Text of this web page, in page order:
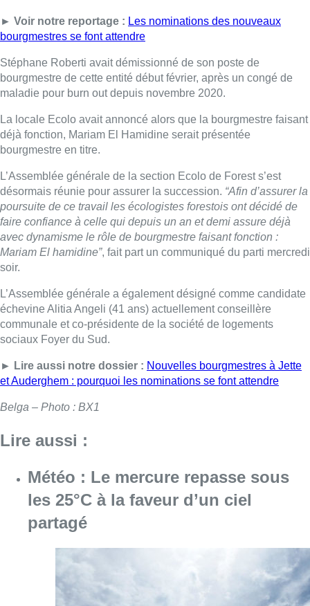
► Voir notre reportage : Les nominations des nouveaux
bourgmestres se font attendre
Stéphane Roberti avait démissionné de son poste de
bourgmestre de cette entité début février, après un congé de
maladie pour burn out depuis novembre 2020.
La locale Ecolo avait annoncé alors que la bourgmestre faisant
déjà fonction, Mariam El Hamidine serait présentée
bourgmestre en titre.
L’Assemblée générale de la section Ecolo de Forest s’est
désormais réunie pour assurer la succession. “Afin d’assurer la
poursuite de ce travail les écologistes forestois ont décidé de
faire confiance à celle qui depuis un an et demi assure déjà
avec dynamisme le rôle de bourgmestre faisant fonction :
Mariam El hamidine”, fait part un communiqué du parti mercredi
soir.
L’Assemblée générale a également désigné comme candidate
échevine Alitia Angeli (41 ans) actuellement conseillère
communale et co-présidente de la société de logements
sociaux Foyer du Sud.
► Lire aussi notre dossier : Nouvelles bourgmestres à Jette
et Auderghem : pourquoi les nominations se font attendre
Belga – Photo : BX1
Lire aussi :
Météo : Le mercure repasse sous
les 25°C à la faveur d’un ciel
partagé